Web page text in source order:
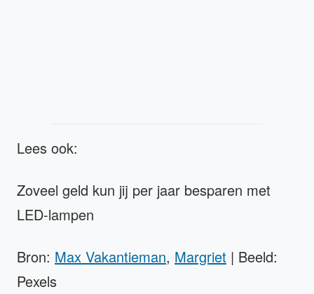
Lees ook:
Zoveel geld kun jij per jaar besparen met
LED-lampen
Bron: Max Vakantieman, Margriet | Beeld:
Pexels